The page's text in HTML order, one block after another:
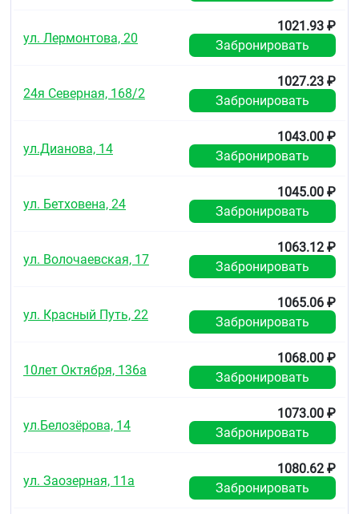
ул. Лермонтова, 20
1021.93 ₽
Забронировать
24я Северная, 168/2
1027.23 ₽
Забронировать
ул.Дианова, 14
1043.00 ₽
Забронировать
ул. Бетховена, 24
1045.00 ₽
Забронировать
ул. Волочаевская, 17
1063.12 ₽
Забронировать
ул. Красный Путь, 22
1065.06 ₽
Забронировать
10лет Октября, 136а
1068.00 ₽
Забронировать
ул.Белозёрова, 14
1073.00 ₽
Забронировать
ул. Заозерная, 11а
1080.62 ₽
Забронировать